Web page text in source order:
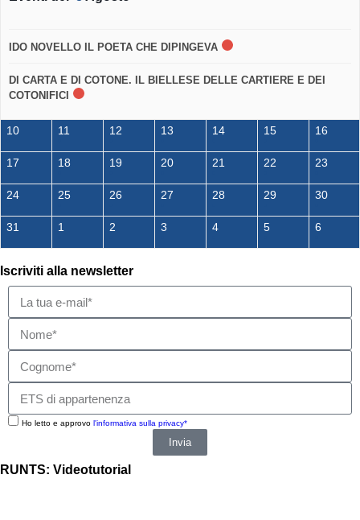
IDO NOVELLO IL POETA CHE DIPINGEVA
DI CARTA E DI COTONE. IL BIELLESE DELLE CARTIERE E DEI
COTONIFICI
10 11 12 13 14 15 16
17 18 19 20 21 22 23
24 25 26 27 28 29 30
31 1 2 3 4 5 6
Iscriviti alla newsletter
Ho letto e approvo l'informativa sulla privacy*
Invia
RUNTS: Videotutorial